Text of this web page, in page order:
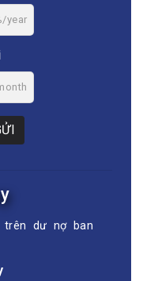
year
trên dư nợ ban